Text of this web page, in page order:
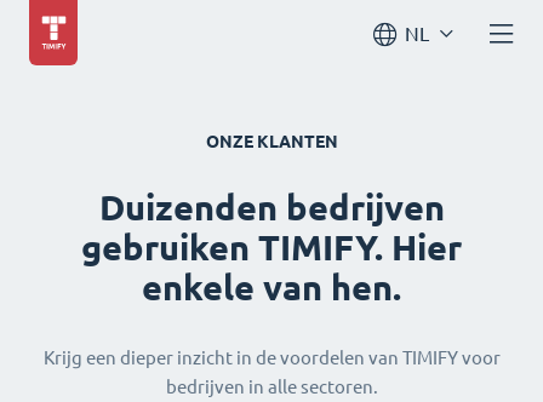
NL
ONZE KLANTEN
Duizenden bedrijven
gebruiken TIMIFY. Hier
enkele van hen.
Krijg een dieper inzicht in de voordelen van TIMIFY voor
bedrijven in alle sectoren.